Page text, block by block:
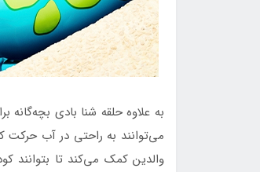
به علاوه حلقه شنا بادی
می‌توانند به راحتی در آب حرکت
والدین کمک می‌کند تا بتوانند